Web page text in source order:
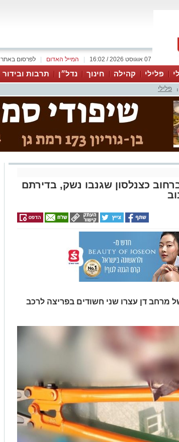
לפרסום באתר המייל האדום 07 אוגוסט 2026 / 16:02
פלילי קהילה חינוך נדל״ן תרבות ובידור
פלילי
כצנלסון שגנבו נשק, בדירתם
מרחב דן עצרו שני חשודים בפריצה לרכב